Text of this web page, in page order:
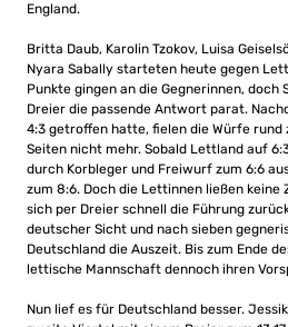
England.
Britta Daub, Karolin Tzokov, Luisa
Nyara Sabally starteten heute gegen
Punkte gingen an die Gegnerinnen, doch
Dreier die passende Antwort parat.
4:3 getroffen hatte, fielen die Würfe rund
Seiten nicht mehr. Sobald Lettland auf
durch Korbleger und Freiwurf zum 6:6
zum 8:6. Doch die Lettinnen ließen
sich per Dreier schnell die Führung
deutscher Sicht und nach sieben
Deutschland die Auszeit. Bis zum Ende
lettische Mannschaft dennoch ihren
Nun lief es für Deutschland besser.